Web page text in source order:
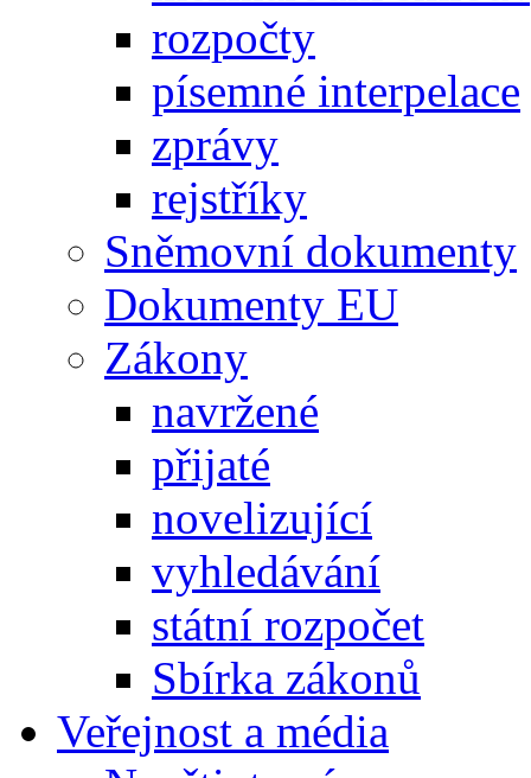
rozpočty
písemné interpelace
zprávy
rejstříky
Sněmovní dokumenty
Dokumenty EU
Zákony
navržené
přijaté
novelizující
vyhledávání
státní rozpočet
Sbírka zákonů
Veřejnost a média